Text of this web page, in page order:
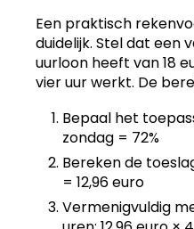
Een praktisch
duidelijk. Stel dat een
uurloon heeft van 18
vier uur werkt. De
Bepaal het
zondag = 72%
Bereken de
= 12,96 euro
Vermenigvuldig